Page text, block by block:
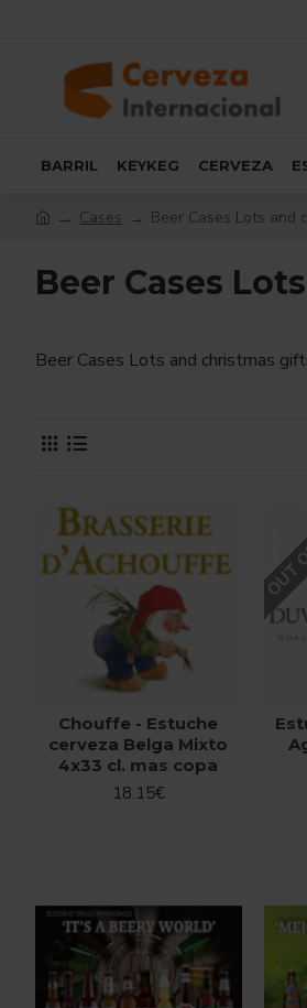
BARRIL KEYKEG CERVEZA
Cases Beer Cases Lots and
Beer Cases
Beer Cases Lots and christmas
Chouffe - Estuche
cerveza Belga Mixto
4x33 cl. mas copa
18.15€